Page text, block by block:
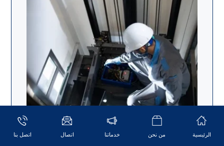
الرئيسية من نحن خدماتنا اتصال اتصل بنا